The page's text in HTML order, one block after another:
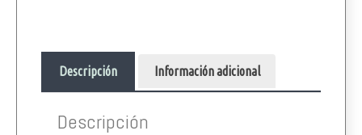
Descripción Información adicional
Descripción